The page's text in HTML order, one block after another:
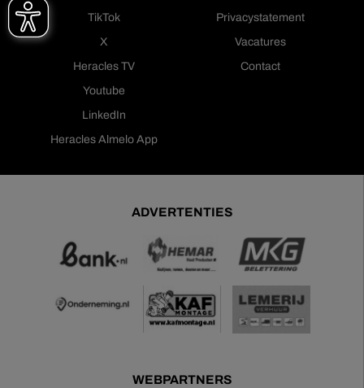
TikTok
X
Heracles TV
Youtube
LinkedIn
Heracles Almelo App
Privacystatement
Vacatures
Contact
ADVERTENTIES
WEBPARTNERS